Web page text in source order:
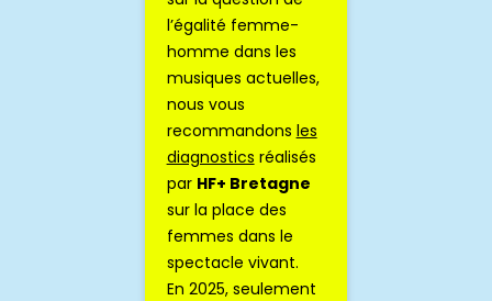
l’égalité femme-
homme dans les
musiques actuelles,
nous vous
recommandons les
diagnostics réalisés
par HF+ Bretagne
sur la place des
femmes dans le
spectacle vivant.
En 2025, seulement